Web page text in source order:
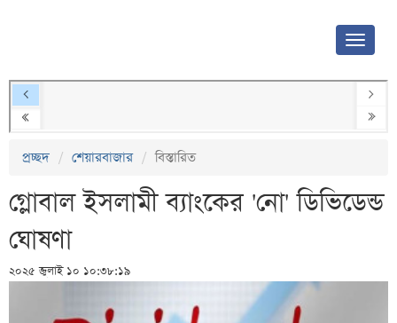
প্রচ্ছদ শেয়ারবাজার বিস্তারিত
গ্লোবাল ইসলামী ব্যাংকের 'নো' ডিভিডেন্ড
ঘোষণা
২০২৫ জুলাই ১০ ১০:৩৮:১৯